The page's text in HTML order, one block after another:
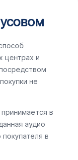
центрах и
не
в
аудио
в